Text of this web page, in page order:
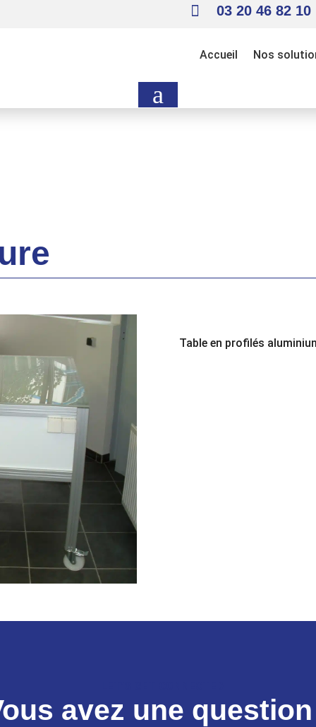
 03 20 46 82 10
Accueil Nos
a
Table en profilés
avez une